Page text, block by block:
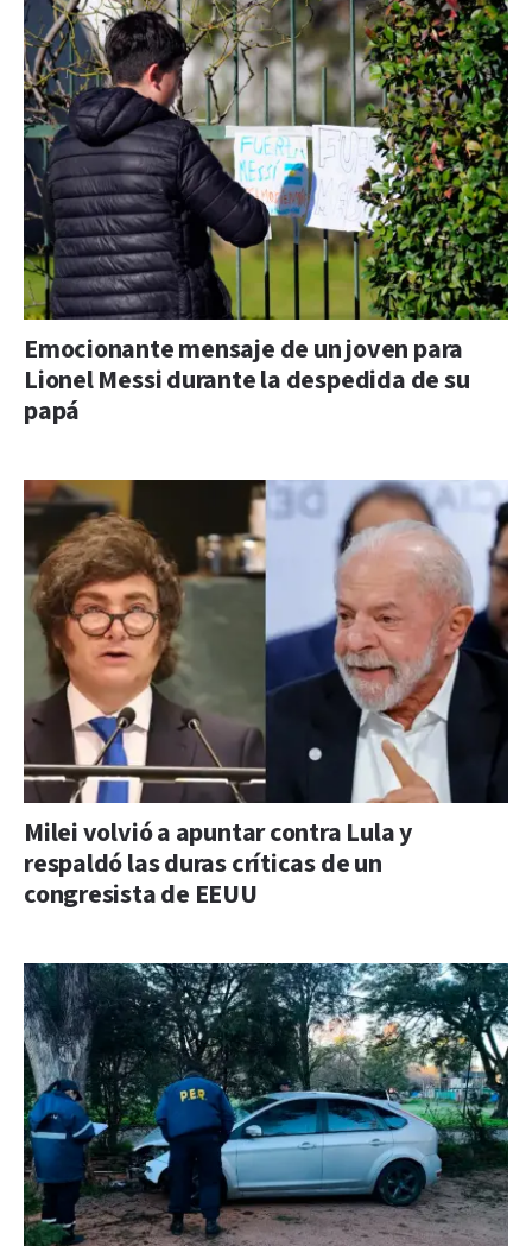
Emocionante mensaje de un joven para
Lionel Messi durante la despedida de su
papá
Milei volvió a apuntar contra Lula y
respaldó las duras críticas de un
congresista de EEUU